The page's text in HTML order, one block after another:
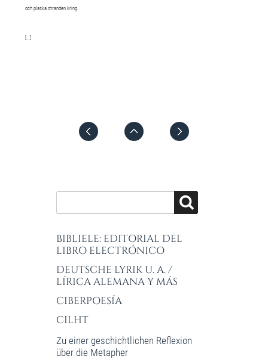
och plaska stranden kring.
[...]
BIBLIELE: EDITORIAL DEL
LIBRO ELECTRÓNICO
DEUTSCHE LYRIK U. A. /
LÍRICA ALEMANA Y MÁS
CIBERPOESÍA
CILHT
Zu einer geschichtlichen Reflexion
über die Metapher